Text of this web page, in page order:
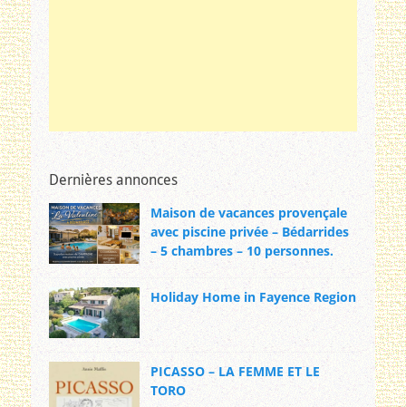
Dernières annonces
Maison de vacances provençale
avec piscine privée – Bédarrides
– 5 chambres – 10 personnes.
Holiday Home in Fayence Region
PICASSO – LA FEMME ET LE
TORO